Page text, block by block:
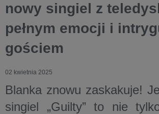
nowy singiel z
pełnym emocji i
gościem
02 kwietnia 2025
Blanka znowu zaskakuje!
singiel „Guilty” to nie